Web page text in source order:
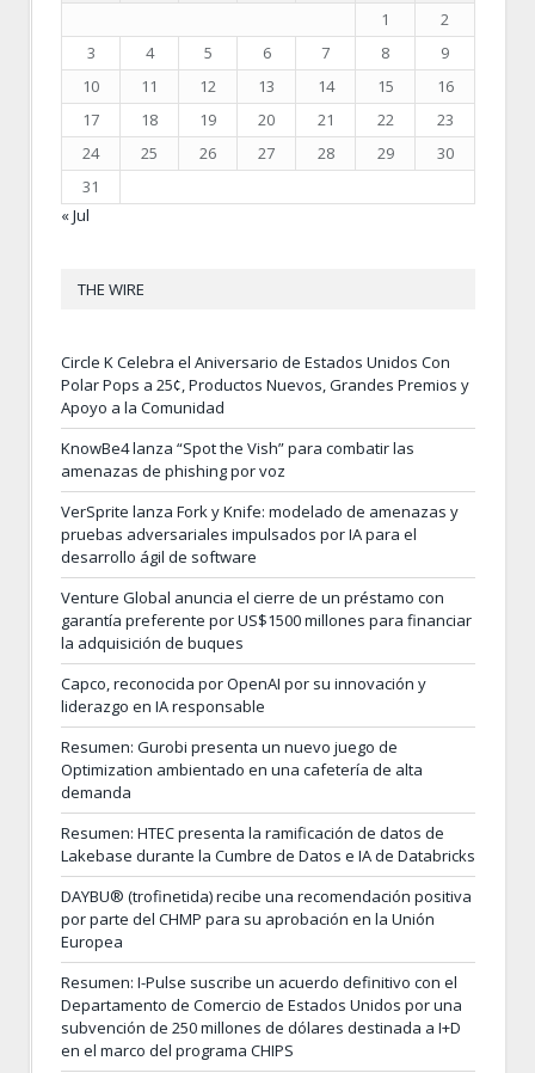
1
2
3
4 5 6 7 8
9
10
11 12 13 14 15
16
17
18 19 20 21 22
23
24
25 26 27 28 29
30
31
« Jul
THE WIRE
Circle K Celebra el Aniversario de Estados Unidos Con
Polar Pops a 25¢, Productos Nuevos, Grandes Premios y
Apoyo a la Comunidad
KnowBe4 lanza “Spot the Vish” para combatir las
amenazas de phishing por voz
VerSprite lanza Fork y Knife: modelado de amenazas y
pruebas adversariales impulsados por IA para el
desarrollo ágil de software
Venture Global anuncia el cierre de un préstamo con
garantía preferente por US$1500 millones para financiar
la adquisición de buques
Capco, reconocida por OpenAI por su innovación y
liderazgo en IA responsable
Resumen: Gurobi presenta un nuevo juego de
Optimization ambientado en una cafetería de alta
demanda
Resumen: HTEC presenta la ramificación de datos de
Lakebase durante la Cumbre de Datos e IA de Databricks
DAYBU® (trofinetida) recibe una recomendación positiva
por parte del CHMP para su aprobación en la Unión
Europea
Resumen: I-Pulse suscribe un acuerdo definitivo con el
Departamento de Comercio de Estados Unidos por una
subvención de 250 millones de dólares destinada a I+D
en el marco del programa CHIPS